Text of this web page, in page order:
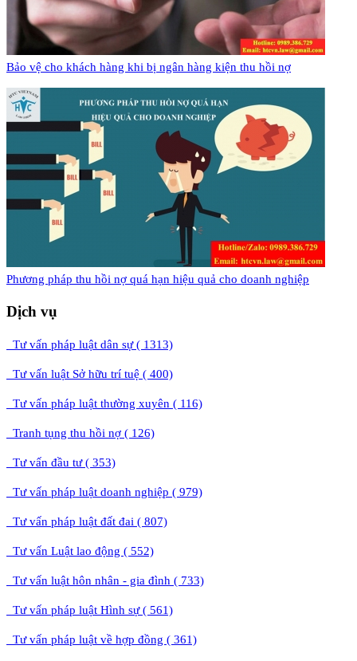
Bảo vệ cho khách hàng khi bị ngân hàng kiện thu hồi nợ
​Phương pháp thu hồi nợ quá hạn hiệu quả cho doanh nghiệp
Dịch vụ
Tư vấn pháp luật dân sự ( 1313)
Tư vấn luật Sở hữu trí tuệ ( 400)
Tư vấn pháp luật thường xuyên ( 116)
Tranh tụng thu hồi nợ ( 126)
Tư vấn đầu tư ( 353)
Tư vấn pháp luật doanh nghiệp ( 979)
Tư vấn pháp luật đất đai ( 807)
Tư vấn Luật lao động ( 552)
Tư vấn luật hôn nhân - gia đình ( 733)
Tư vấn pháp luật Hình sự ( 561)
Tư vấn pháp luật về hợp đồng ( 361)